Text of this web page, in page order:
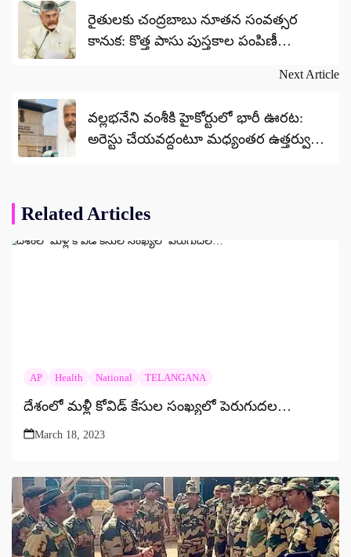
navigation
రైతులకు చంద్రబాబు నూతన సంవత్సర
కానుక: కొత్త పాసు పుస్తకాల పంపిణీ
Next Article
వల్లభనేని వంశీకి హైకోర్టులో భారీ ఊరట:
అరెస్టు చేయవద్దంటూ మధ్యంతర ఉత్తర్వులు..
Related Articles
AP Health National TELANGANA
దేశంలో మళ్లీ కోవిడ్ కేసుల సంఖ్యలో పెరుగుదల…
March 18, 2023